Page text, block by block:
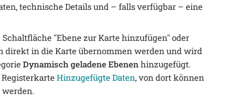
technische Details und – falls verfügbar – eine
"Ebene zur Karte hinzufügen" oder
direkt in die Karte übernommen werden und wird
Dynamisch geladene Ebenenhinzugefügt.
Hinzugefügte Daten, von dort können
werden.